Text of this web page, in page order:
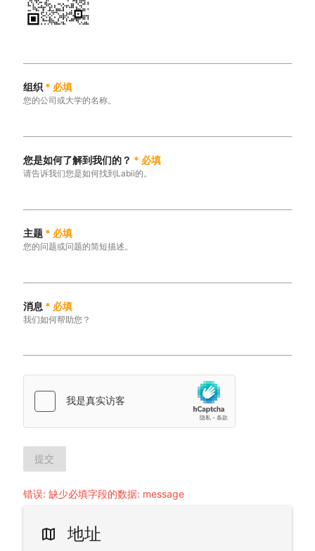
组织* 必填
您的公司或大学的名称。
您是如何了解到我们的？ * 必填
请告诉我们您是如何找到Labii的。
主题* 必填
您的问题或问题的简短描述。
消息 * 必填
我们如何帮助您？
提交
错误: 缺少必填字段的数据: message
map 地址